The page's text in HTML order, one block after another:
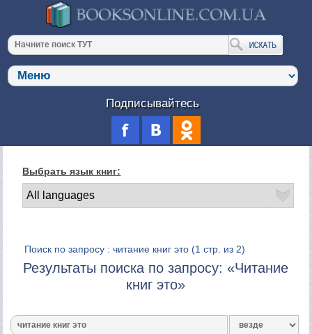
Подписывайтесь
Выбрать язык книг:
Поиск по запросу : читание книг это (1 стр. из 2)
Результаты поиска по запросу: «Читание
книг это»